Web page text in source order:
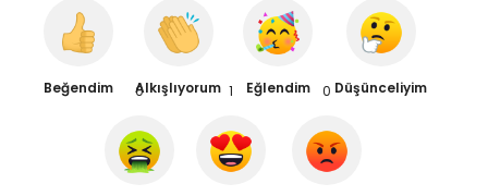
Beğendim Alkışlıyorum Eğlendim Düşünceliyim
0 1 0